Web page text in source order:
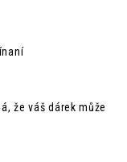
že váš dárek může